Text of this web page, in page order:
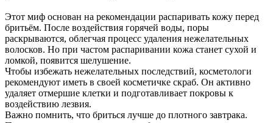
Этот миф основан на рекомендации распаривать кожу перед
бритьём. После воздействия горячей воды, поры
раскрываются, облегчая процесс удаления нежелательных
волосков. Но при частом распаривании кожа станет сухой и
ломкой, появится шелушение.
Чтобы избежать нежелательных последствий, косметологи
рекомендуют иметь в своей косметичке скраб. Он активно
удаляет отмершие клетки и подготавливает покровы к
воздействию лезвия.
Важно помнить, что бриться лучше до плотного завтрака.